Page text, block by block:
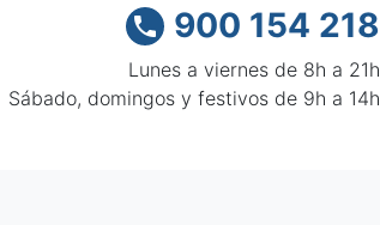
 900 154 218
Lunes a viernes de 8h a 21h
Sábado, domingos y festivos de 9h a 14h